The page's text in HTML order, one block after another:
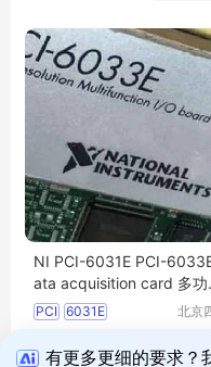
NI PCI-6031E PCI-
ata acquisition card 多功
数据采集卡
PCI 6031E
NI多功能数据采集卡
北京
有限
￥ 1.76万 拨打电话
有更多更细的要求？